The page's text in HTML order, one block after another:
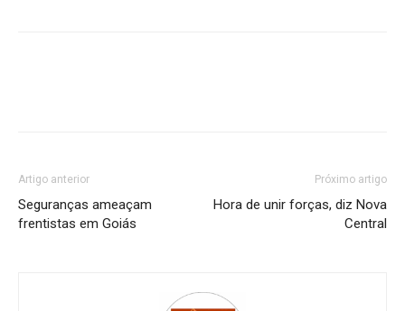
Artigo anterior
Seguranças ameaçam
frentistas em Goiás
Próximo artigo
Hora de unir forças, diz Nova
Central